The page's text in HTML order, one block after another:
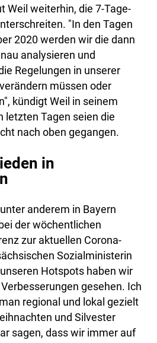
Weil weiterhin, die 7-Tage-
"In den Tagen
2020 werden wir die dann
analysieren und
Regelungen in unserer
müssen oder
kündigt Weil in seinem
letzten Tagen seien die
nach oben gegangen.
in
anderem in Bayern
der wöchentlichen
zur aktuellen Corona-
Sozialministerin
Hotspots haben wir
gesehen. Ich
regional und lokal gezielt
und Silvester
sagen, dass wir immer auf